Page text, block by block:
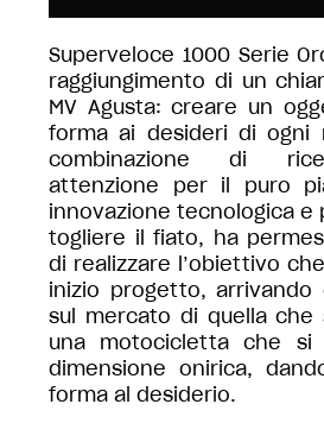
Superveloce 1000 Serie
raggiungimento di un
MV Agusta: creare un
forma ai desideri di ogni
combinazione di
attenzione per il puro
innovazione tecnologica e
togliere il fiato, ha
di realizzare l’obiettivo
inizio progetto, arrivando
sul mercato di quella che
una motocicletta che si
dimensione onirica,
forma al desiderio.